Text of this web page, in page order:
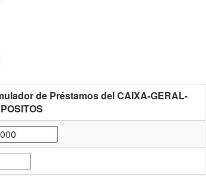
de Préstamos del CAIXA-GERAL-